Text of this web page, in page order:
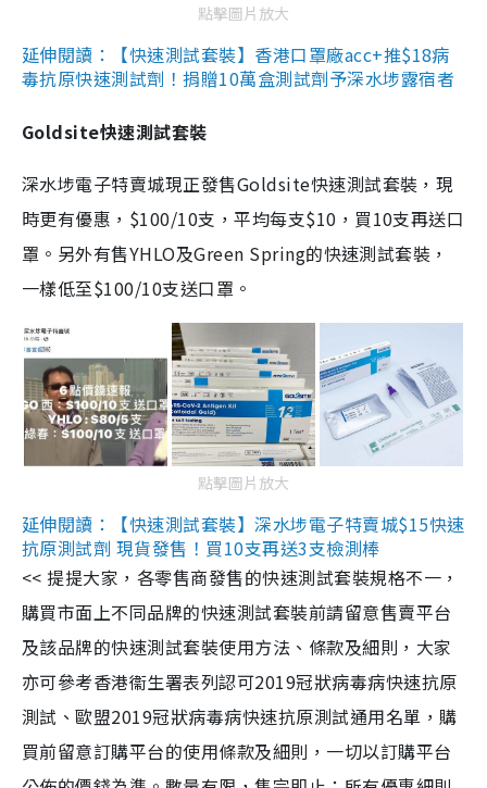
點擊圖片放大
延伸閱讀：【快速測試套裝】香港口罩廠acc+推$18病
毒抗原快速測試劑！捐贈10萬盒測試劑予深水埗露宿者
Goldsite快速測試套裝
深水埗電子特賣城現正發售Goldsite快速測試套裝，現
時更有優惠，$100/10支，平均每支$10，買10支再送口
罩。另外有售YHLO及Green Spring的快速測試套裝，
一樣低至$100/10支送口罩。
點擊圖片放大
延伸閱讀：【快速測試套裝】深水埗電子特賣城$15快速
抗原測試劑 現貨發售！買10支再送3支檢測棒
<< 提提大家，各零售商發售的快速測試套裝規格不一，
購買市面上不同品牌的快速測試套裝前請留意售賣平台
及該品牌的快速測試套裝使用方法、條款及細則，大家
亦可參考香港衞生署表列認可2019冠狀病毒病快速抗原
測試、歐盟2019冠狀病毒病快速抗原測試通用名單，購
買前留意訂購平台的使用條款及細則，一切以訂購平台